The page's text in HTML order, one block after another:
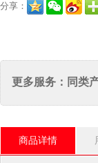
分享：
更多服务：同类
商品详情